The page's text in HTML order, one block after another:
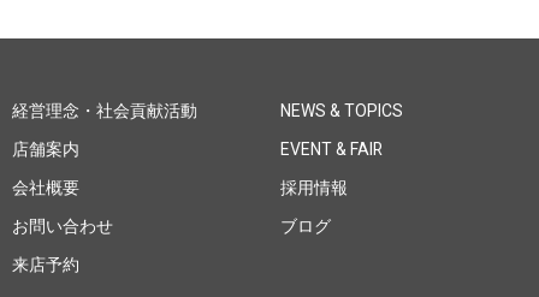
経営理念・社会貢献活動
店舗案内
会社概要
お問い合わせ
来店予約
NEWS & TOPICS
EVENT & FAIR
採用情報
ブログ